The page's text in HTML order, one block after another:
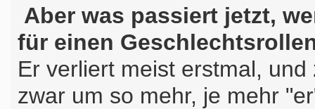
Aber was passiert jetzt,
für einen
Er verliert meist erstmal,
zwar um so mehr, je mehr